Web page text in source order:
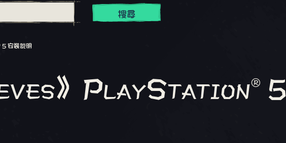
搜尋
安裝說明
》PlayStation®5